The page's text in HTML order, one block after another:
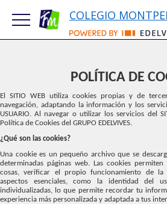
COLEGIO
POLÍTICA DE
El SITIO WEB utiliza cookies propias y de
navegación, adaptando la información y los
USUARIO. Al navegar o utilizar los servicios del
Política de Cookies del GRUPO EDELVIVES.
¿Qué son las cookies?
Una cookie es un pequeño archivo que se
determinadas páginas web. Las cookies
cosas, verificar el propio funcionamiento de
aspectos esenciales, como la identidad del
individualizadas, lo que permite recordar tu
experiencia más personalizada y adaptada a tus